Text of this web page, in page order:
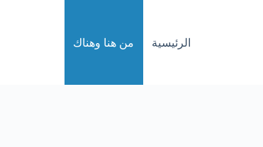
الرئيسية من هنا وهناك